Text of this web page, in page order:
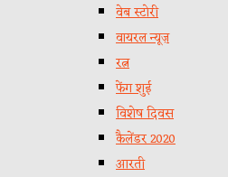
वेब स्टोरी
वायरल न्यूज़
रत्न
फेंग शुई
विशेष दिवस
कैलेंडर 2020
आरती